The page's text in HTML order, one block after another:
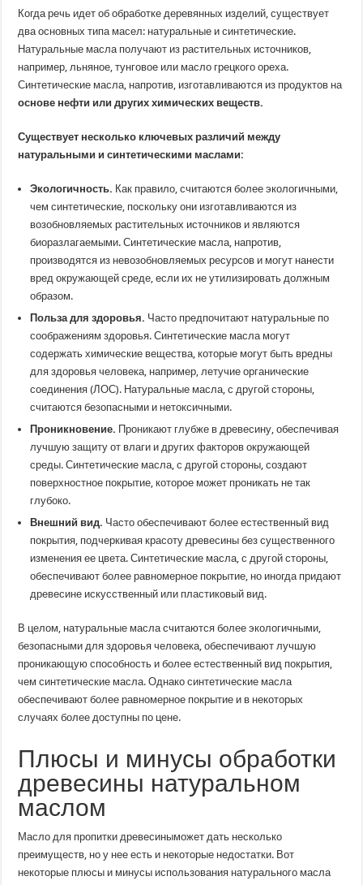
Когда речь идет об обработке деревянных изделий, существует
два основных типа масел: натуральные и синтетические.
Натуральные масла получают из растительных источников,
например, льняное, тунговое или масло грецкого ореха.
Синтетические масла, напротив, изготавливаются из продуктов на
основе нефти или других химических веществ.
Существует несколько ключевых различий между
натуральными и синтетическими маслами:
Экологичность. Как правило, считаются более экологичными,
чем синтетические, поскольку они изготавливаются из
возобновляемых растительных источников и являются
биоразлагаемыми. Синтетические масла, напротив,
производятся из невозобновляемых ресурсов и могут нанести
вред окружающей среде, если их не утилизировать должным
образом.
Польза для здоровья. Часто предпочитают натуральные по
соображениям здоровья. Синтетические масла могут
содержать химические вещества, которые могут быть вредны
для здоровья человека, например, летучие органические
соединения (ЛОС). Натуральные масла, с другой стороны,
считаются безопасными и нетоксичными.
Проникновение. Проникают глубже в древесину, обеспечивая
лучшую защиту от влаги и других факторов окружающей
среды. Синтетические масла, с другой стороны, создают
поверхностное покрытие, которое может проникать не так
глубоко.
Внешний вид. Часто обеспечивают более естественный вид
покрытия, подчеркивая красоту древесины без существенного
изменения ее цвета. Синтетические масла, с другой стороны,
обеспечивают более равномерное покрытие, но иногда придают
древесине искусственный или пластиковый вид.
В целом, натуральные масла считаются более экологичными,
безопасными для здоровья человека, обеспечивают лучшую
проникающую способность и более естественный вид покрытия,
чем синтетические масла. Однако синтетические масла
обеспечивают более равномерное покрытие и в некоторых
случаях более доступны по цене.
Плюсы и минусы обработки
древесины натуральном
маслом
Масло для пропитки древесиныможет дать несколько
преимуществ, но у нее есть и некоторые недостатки. Вот
некоторые плюсы и минусы использования натурального масла